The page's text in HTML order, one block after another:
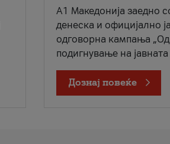
A1 Македонија заедно
денеска и официјално
одговорна кампања
подигнување на
Дознај повеќе